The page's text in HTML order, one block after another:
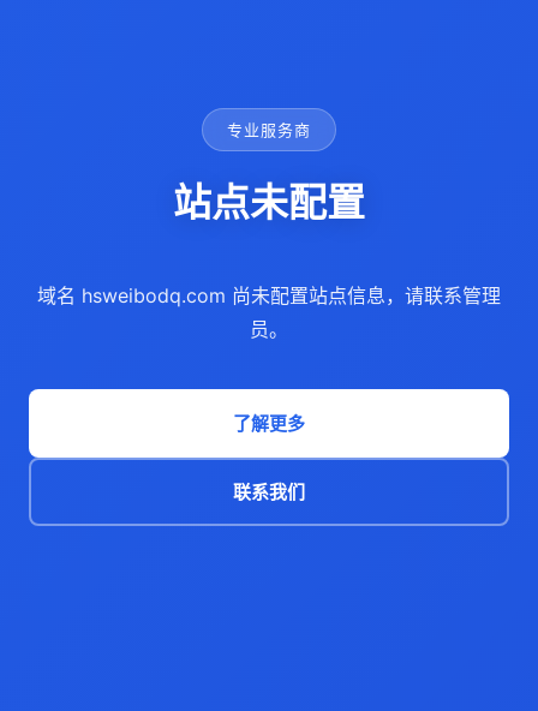
专业服务商
站点未配置
域名 hsweibodq.com 尚未配置站点信息，请联系管理
员。
了解更多
联系我们